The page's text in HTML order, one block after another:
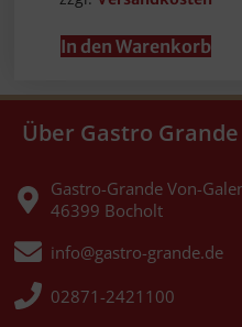
In den Warenkorb
Über Gastro Grande
Gastro-Grande Von-
46399 Bocholt
info@gastro-grande.de
02871-2421100